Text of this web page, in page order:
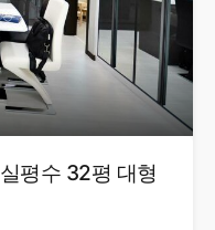
평수 32평 대형